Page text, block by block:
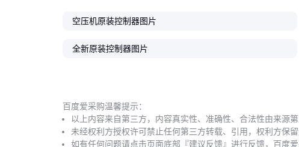
具
空压机原装控制器图片
全新原装控制器图片
百度爱采购温馨提示：
以上内容来自第三方，内容真实性、准确性、合法性由来源第
未经权利方授权许可禁止任何第三方转载、引用，权利方保留
如有任何问题请点击页面底部『建议反馈』进行反馈，百度爱